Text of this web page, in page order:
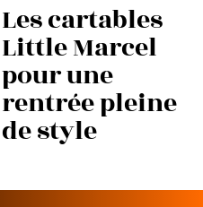
Les cartables
Little Marcel
pour une
rentrée pleine
de style